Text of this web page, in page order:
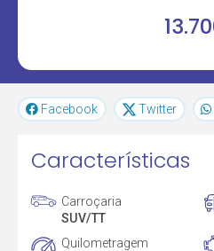
Facebook Twitter
Características
Carroçaria
SUV/TT
Quilometragem